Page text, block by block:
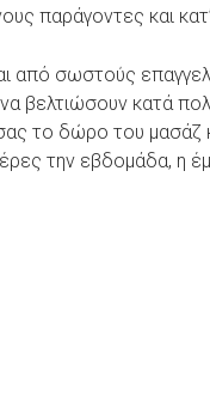
παράγοντες και
από σωστούς
βελτιώσουν κατά
το δώρο του μασάζ
την εβδομάδα, η